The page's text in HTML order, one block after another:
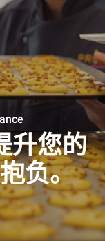
升您的
负。